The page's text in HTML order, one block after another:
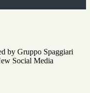
by Gruppo Spaggiari
Social Media